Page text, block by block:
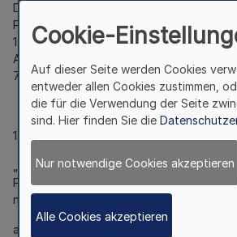
Die Verordnung über die Arbeitszeit der
Polizeivollzugsbeamten des Landes
15. August 1975 (GV. NRW. S. 532),
Artikel 7 der Verordnung vom 18.
729), wird wie folgt geändert:
1. § 1 Absatz 1 wird wie folgt gefasst:
„(1) Die regelmäßige wöchentliche
Polizeivollzugsbeamten beträgt, sofern in
nicht anderes bestimmt oder zugelassen
a) mit Ablauf des Tages, an dem das 60.
Cookie-
Auf dieser Seite werden Cookies
entweder allen Cookies zustimmen,
die für die Verwendung der Seite
sind. Hier finden Sie die
Nur notwendige Cookies akzeptieren
Alle Cookies akzeptieren